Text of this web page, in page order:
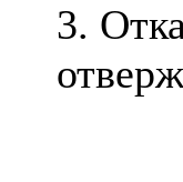
3.